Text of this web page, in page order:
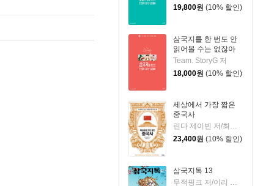
19,800원 (10% 할인)
삼국지를 한 번도 안
읽어볼 수는 없잖아
Team. StoryG 저
18,000원 (10% 할인)
세상에서 가장 짧은
중국사
린다 제이빈 저/최경은 역
23,400원 (10% 할인)
삼국지톡 13
무적핑크 저/이리 그림/YLAB 기획